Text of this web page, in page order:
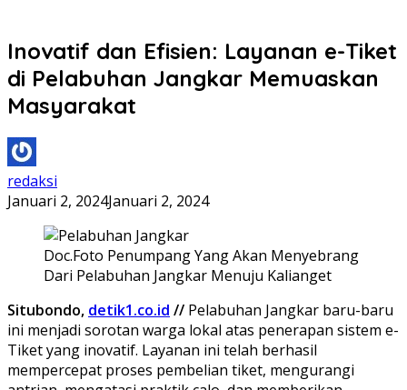
Inovatif dan Efisien: Layanan e-Tiket
di Pelabuhan Jangkar Memuaskan
Masyarakat
redaksi
Januari 2, 2024Januari 2, 2024
Doc.Foto Penumpang Yang Akan Menyebrang
Dari Pelabuhan Jangkar Menuju Kalianget
Situbondo, detik1.co.id // Pelabuhan Jangkar baru-baru
ini menjadi sorotan warga lokal atas penerapan sistem e-
Tiket yang inovatif. Layanan ini telah berhasil
mempercepat proses pembelian tiket, mengurangi